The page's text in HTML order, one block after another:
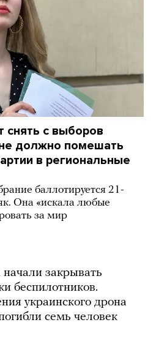
снять с выборов
должно помешать
в региональные
баллотируется 21-
Она «искала любые
за мир
закрывать
беспилотников.
украинского дрона
семь человек